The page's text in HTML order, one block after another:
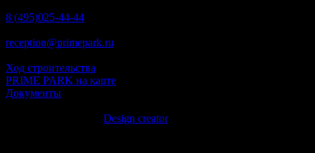
8 (495)025-44-44
reception@primepark.ru
Ход строительства
PRIME PARK на карте
Документы
Design creator